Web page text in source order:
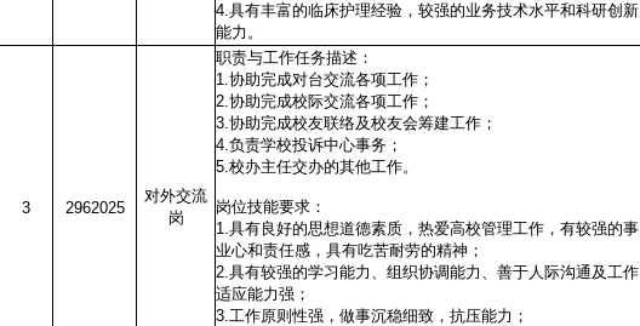
4.具有丰富的临床护理经验，较强的业务技术水平和科研创新
能力。
3 2962025
对外交流
岗
职责与工作任务描述：
1.协助完成对台交流各项工作；
2.协助完成校际交流各项工作；
3.协助完成校友联络及校友会筹建工作；
4.负责学校投诉中心事务；
5.校办主任交办的其他工作。
岗位技能要求：
1.具有良好的思想道德素质，热爱高校管理工作，有较强的事
业心和责任感，具有吃苦耐劳的精神；
2.具有较强的学习能力、组织协调能力、善于人际沟通及工作
适应能力强；
3.工作原则性强，做事沉稳细致，抗压能力；